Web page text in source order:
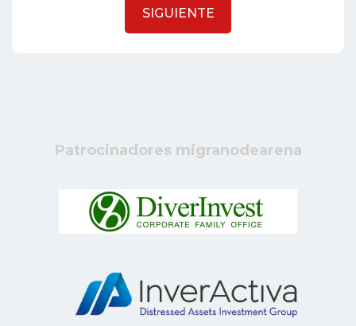
SIGUIENTE
Patrocinadores migranodearena